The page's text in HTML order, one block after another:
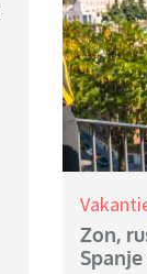
Zon,